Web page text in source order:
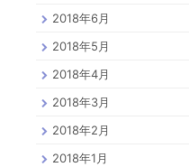
2018年6月
2018年5月
2018年4月
2018年3月
2018年2月
2018年1月